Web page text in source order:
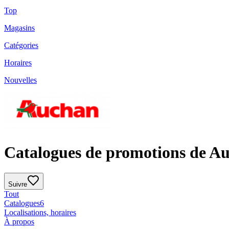
Top
Magasins
Catégories
Horaires
Nouvelles
Catalogues de promotions de
Suivre
Tout
Catalogues6
Localisations, horaires
À propos